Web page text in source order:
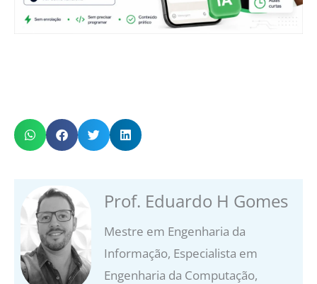
Prof. Eduardo H Gomes
Mestre em Engenharia da
Informação, Especialista em
Engenharia da Computação,